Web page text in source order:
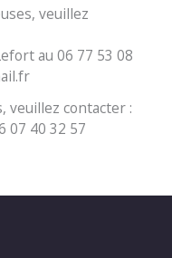
veuillez
au 06 77 53 08
veuillez contacter :
07 40 32 57